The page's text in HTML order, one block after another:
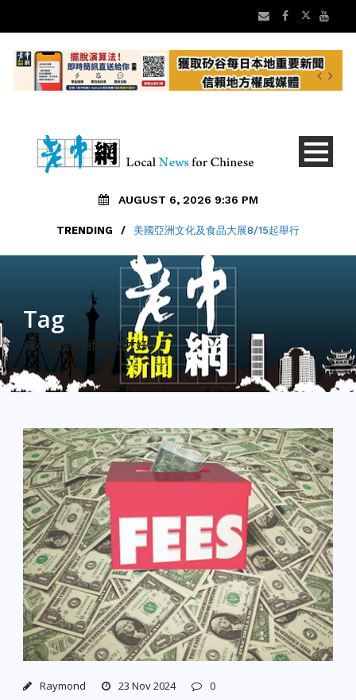
AUGUST 6, 2026 9:36 PM
TRENDING / 美國亞洲文化及食品大展8/15起舉行
Tag
給小費也要兩情相悅才好
Raymond 23 Nov 2024 0